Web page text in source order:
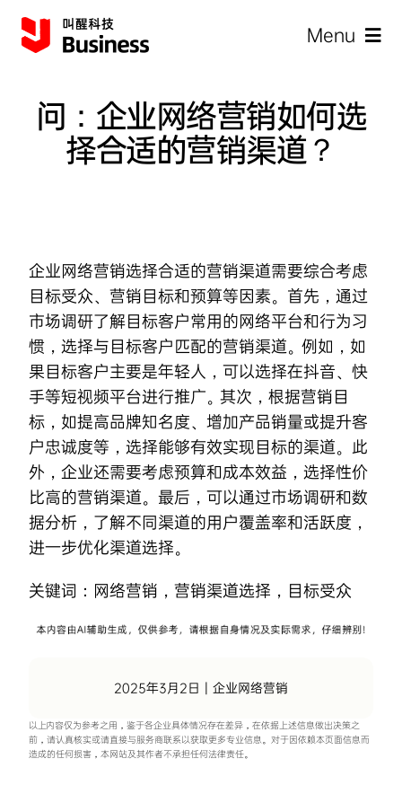
Skip
Menu
问：企业网络营销如何选
择合适的营销渠道？
企业网络营销选择合适的营销渠道需要综合考虑
目标受众、营销目标和预算等因素。首先，通过
市场调研了解目标客户常用的网络平台和行为习
惯，选择与目标客户匹配的营销渠道。例如，如
果目标客户主要是年轻人，可以选择在抖音、快
手等短视频平台进行推广。其次，根据营销目
标，如提高品牌知名度、增加产品销量或提升客
户忠诚度等，选择能够有效实现目标的渠道。此
外，企业还需要考虑预算和成本效益，选择性价
比高的营销渠道。最后，可以通过市场调研和数
据分析，了解不同渠道的用户覆盖率和活跃度，
进一步优化渠道选择。
关键词： 网络营销 ， 营销渠道选择 ， 目标受众
2025年3月2日 企业网络营销
以上内容仅为参考之用，鉴于各企业具体情况存在差异，在依据上述信息做出决策之
前，请认真核实或请直接与服务商联系以获取更多专业信息。对于因依赖本页面信息而
造成的任何损害，本网站及其作者不承担任何法律责任。